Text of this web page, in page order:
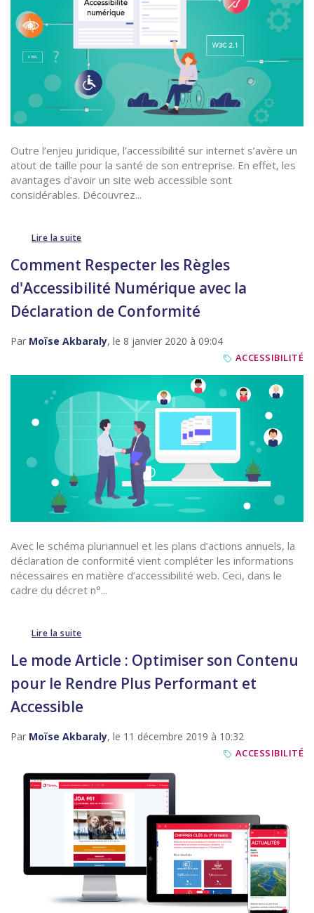
Outre l’enjeu juridique, l’accessibilité sur internet s’avère un
atout de taille pour la santé de son entreprise. En effet, les
avantages d’avoir un site web accessible sont
considérables. Découvrez...
Lire la suite
Comment Respecter les Règles
d'Accessibilité Numérique avec la
Déclaration de Conformité
Par Moïse Akbaraly, le 8 janvier 2020 à 09:04
ACCESSIBILITÉ
Avec le schéma pluriannuel et les plans d’actions annuels, la
déclaration de conformité vient compléter les informations
nécessaires en matière d’accessibilité web. Ceci, dans le
cadre du décret n°...
Lire la suite
Le mode Article : Optimiser son Contenu
pour le Rendre Plus Performant et
Accessible
Par Moïse Akbaraly, le 11 décembre 2019 à 10:32
ACCESSIBILITÉ